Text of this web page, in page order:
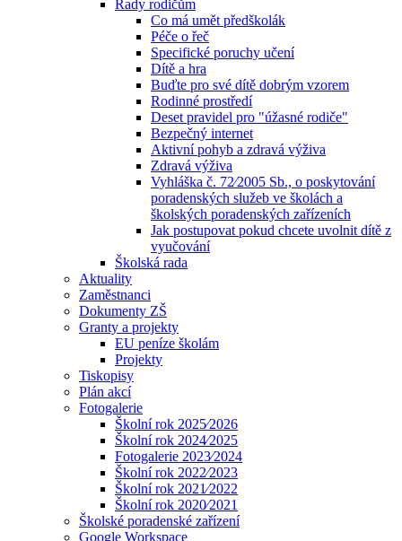
Rady rodičům
Co má umět předškolák
Péče o řeč
Specifické poruchy učení
Dítě a hra
Buďte pro své dítě dobrým vzorem
Rodinné prostředí
Deset pravidel pro "úžasné rodiče"
Bezpečný internet
Aktivní pohyb a zdravá výživa
Zdravá výživa
Vyhláška č. 72⁄2005 Sb., o poskytování
poradenských služeb ve školách a
školských poradenských zařízeních
Jak postupovat pokud chcete uvolnit dítě z
vyučování
Školská rada
Aktuality
Zaměstnanci
Dokumenty ZŠ
Granty a projekty
EU peníze školám
Projekty
Tiskopisy
Plán akcí
Fotogalerie
Školní rok 2025⁄2026
Školní rok 2024⁄2025
Fotogalerie 2023⁄2024
Školní rok 2022⁄2023
Školní rok 2021⁄2022
Školní rok 2020⁄2021
Školské poradenské zařízení
Google Workspace